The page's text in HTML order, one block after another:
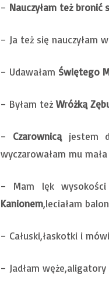
– Nauczyłam też bronić
– Ja też się nauczyłam
– Udawałam Świętego
– Byłam też Wróżką
– Czarownicą jestem
wyczarowałam mu
– Mam lęk
Kanionem,leciałam
– Całuski,łaskotki i
– Jadłam